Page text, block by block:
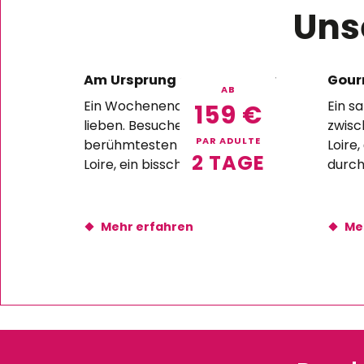
AB
159 €
PAR ADULTE
2 TAGE
Am Ursprung der Schlösser
Ein Wochenende, wie wir es
lieben. Besuche der
berühmtesten Schlösser der
Loire, ein bisschen
einem Schloss. So fühlt man...
Mehr erfahren
Ein